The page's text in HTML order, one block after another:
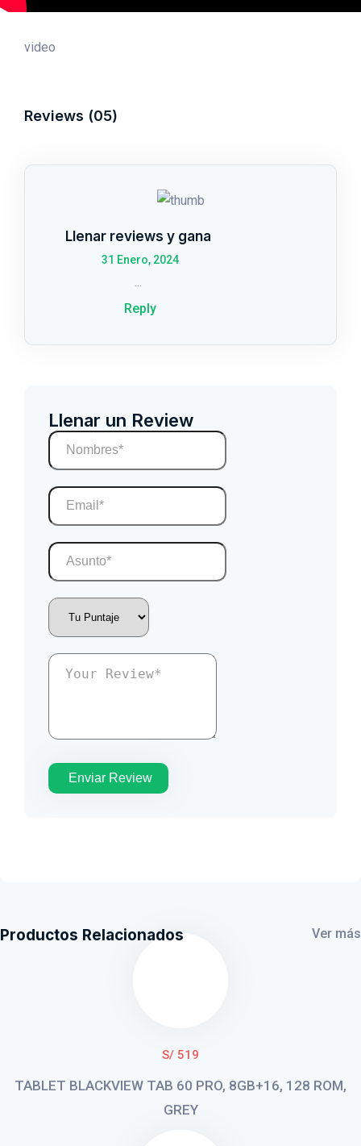
video
Reviews (05)
Llenar reviews y gana
31 Enero, 2024
...
Reply
Llenar un Review
Enviar Review
Productos Relacionados Ver más
S/ 519
TABLET BLACKVIEW TAB 60 PRO, 8GB+16, 128 ROM,
GREY